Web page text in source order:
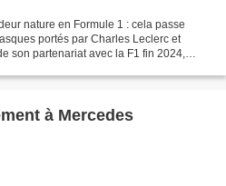
nature en Formule 1 : cela passe
portés par Charles Leclerc et
son partenariat avec la F1 fin 2024,
à Mercedes